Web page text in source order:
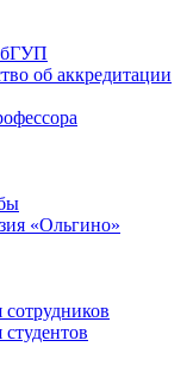
об аккредитации
«Ольгино»